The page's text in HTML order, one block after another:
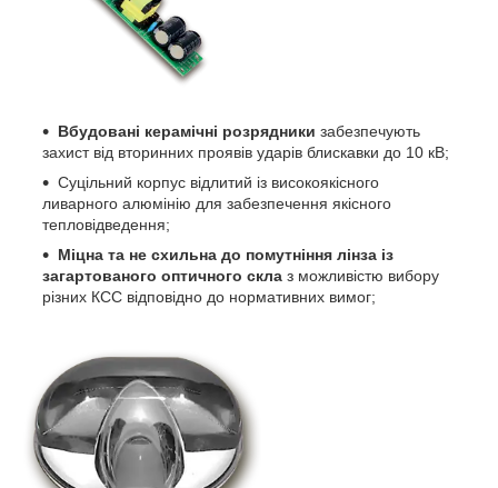
Вбудовані керамічні розрядники забезпечують
захист від вторинних проявів ударів блискавки до 10 кВ;
Суцільний корпус відлитий із високоякісного
ливарного алюмінію для забезпечення якісного
тепловідведення;
Міцна та не схильна до помутніння лінза із
загартованого оптичного скла з можливістю вибору
різних КСС відповідно до нормативних вимог;